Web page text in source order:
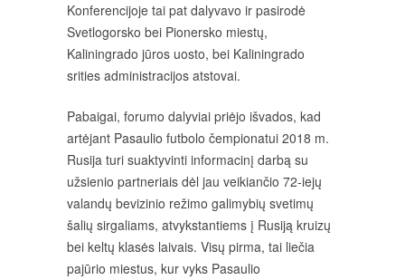
Konferencijoje tai pat dalyvavo ir pasirodė
Svetlogorsko bei Pionersko miestų,
Kaliningrado jūros uosto, bei Kaliningrado
srities administracijos atstovai.
Pabaigai, forumo dalyviai priėjo išvados, kad
artėjant Pasaulio futbolo čempionatui 2018 m.
Rusija turi suaktyvinti informacinį darbą su
užsienio partneriais dėl jau veikiančio 72-iejų
valandų bevizinio režimo galimybių svetimų
šalių sirgaliams, atvykstantiems į Rusiją kruizų
bei keltų klasės laivais. Visų pirma, tai liečia
pajūrio miestus, kur vyks Pasaulio